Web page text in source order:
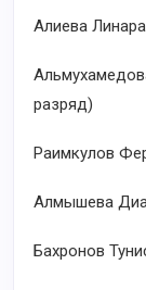
Алиева
разряд)
Раимкулов
Алмышева
Бахронов